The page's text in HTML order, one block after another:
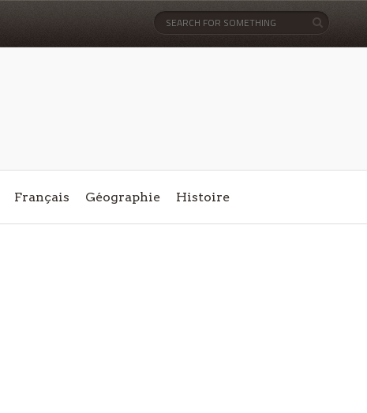
Français Géographie Histoire